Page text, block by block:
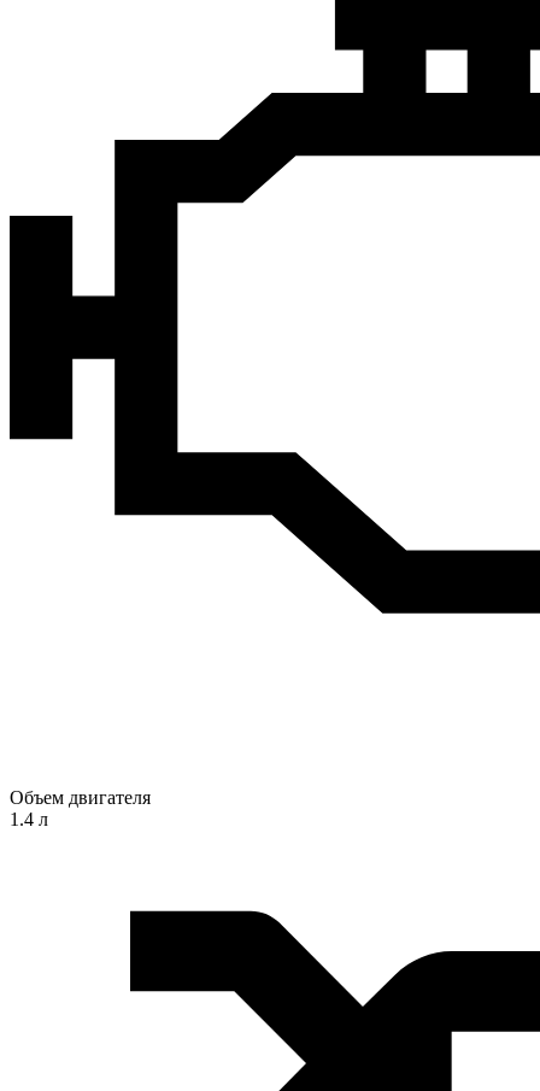
Объем двигателя
1.4 л